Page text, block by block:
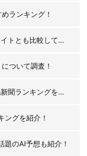
ランキング！
老舗の競馬予想サイトを紹介！よく当たる実力派サイトとも比較してみた！
ついて調査！
競馬予想がよく当たるおすすめスポーツ新聞・競馬新聞ランキングを紹介！
グを紹介！
のAI予想も紹介！